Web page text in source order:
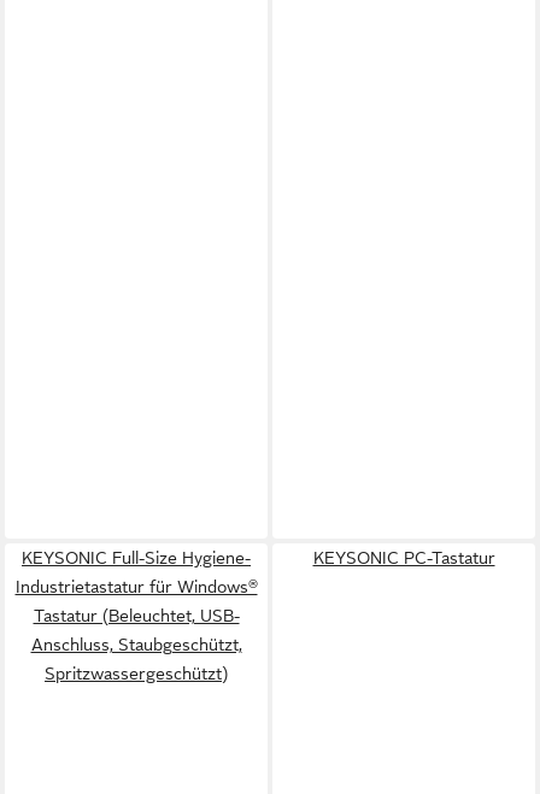
KEYSONIC Full-Size Hygiene-
Industrietastatur für Windows®
Tastatur (Beleuchtet, USB-
Anschluss, Staubgeschützt,
Spritzwassergeschützt)
KEYSONIC PC-Tastatur